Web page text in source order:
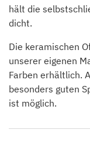
hält die
dicht.
Die keramischen
unserer eigenen
Farben erhältlich.
besonders guten
ist möglich.